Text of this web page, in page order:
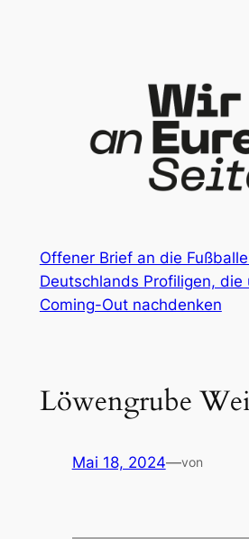
Offener Brief an die
Deutschlands Profiligen, die
Coming-Out nachdenken
Löwengrube
Mai 18, 2024—von